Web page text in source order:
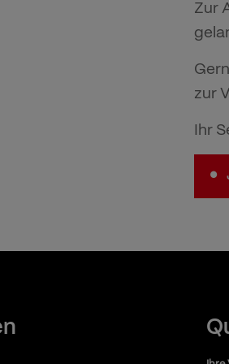
Zur
zur
Ihr